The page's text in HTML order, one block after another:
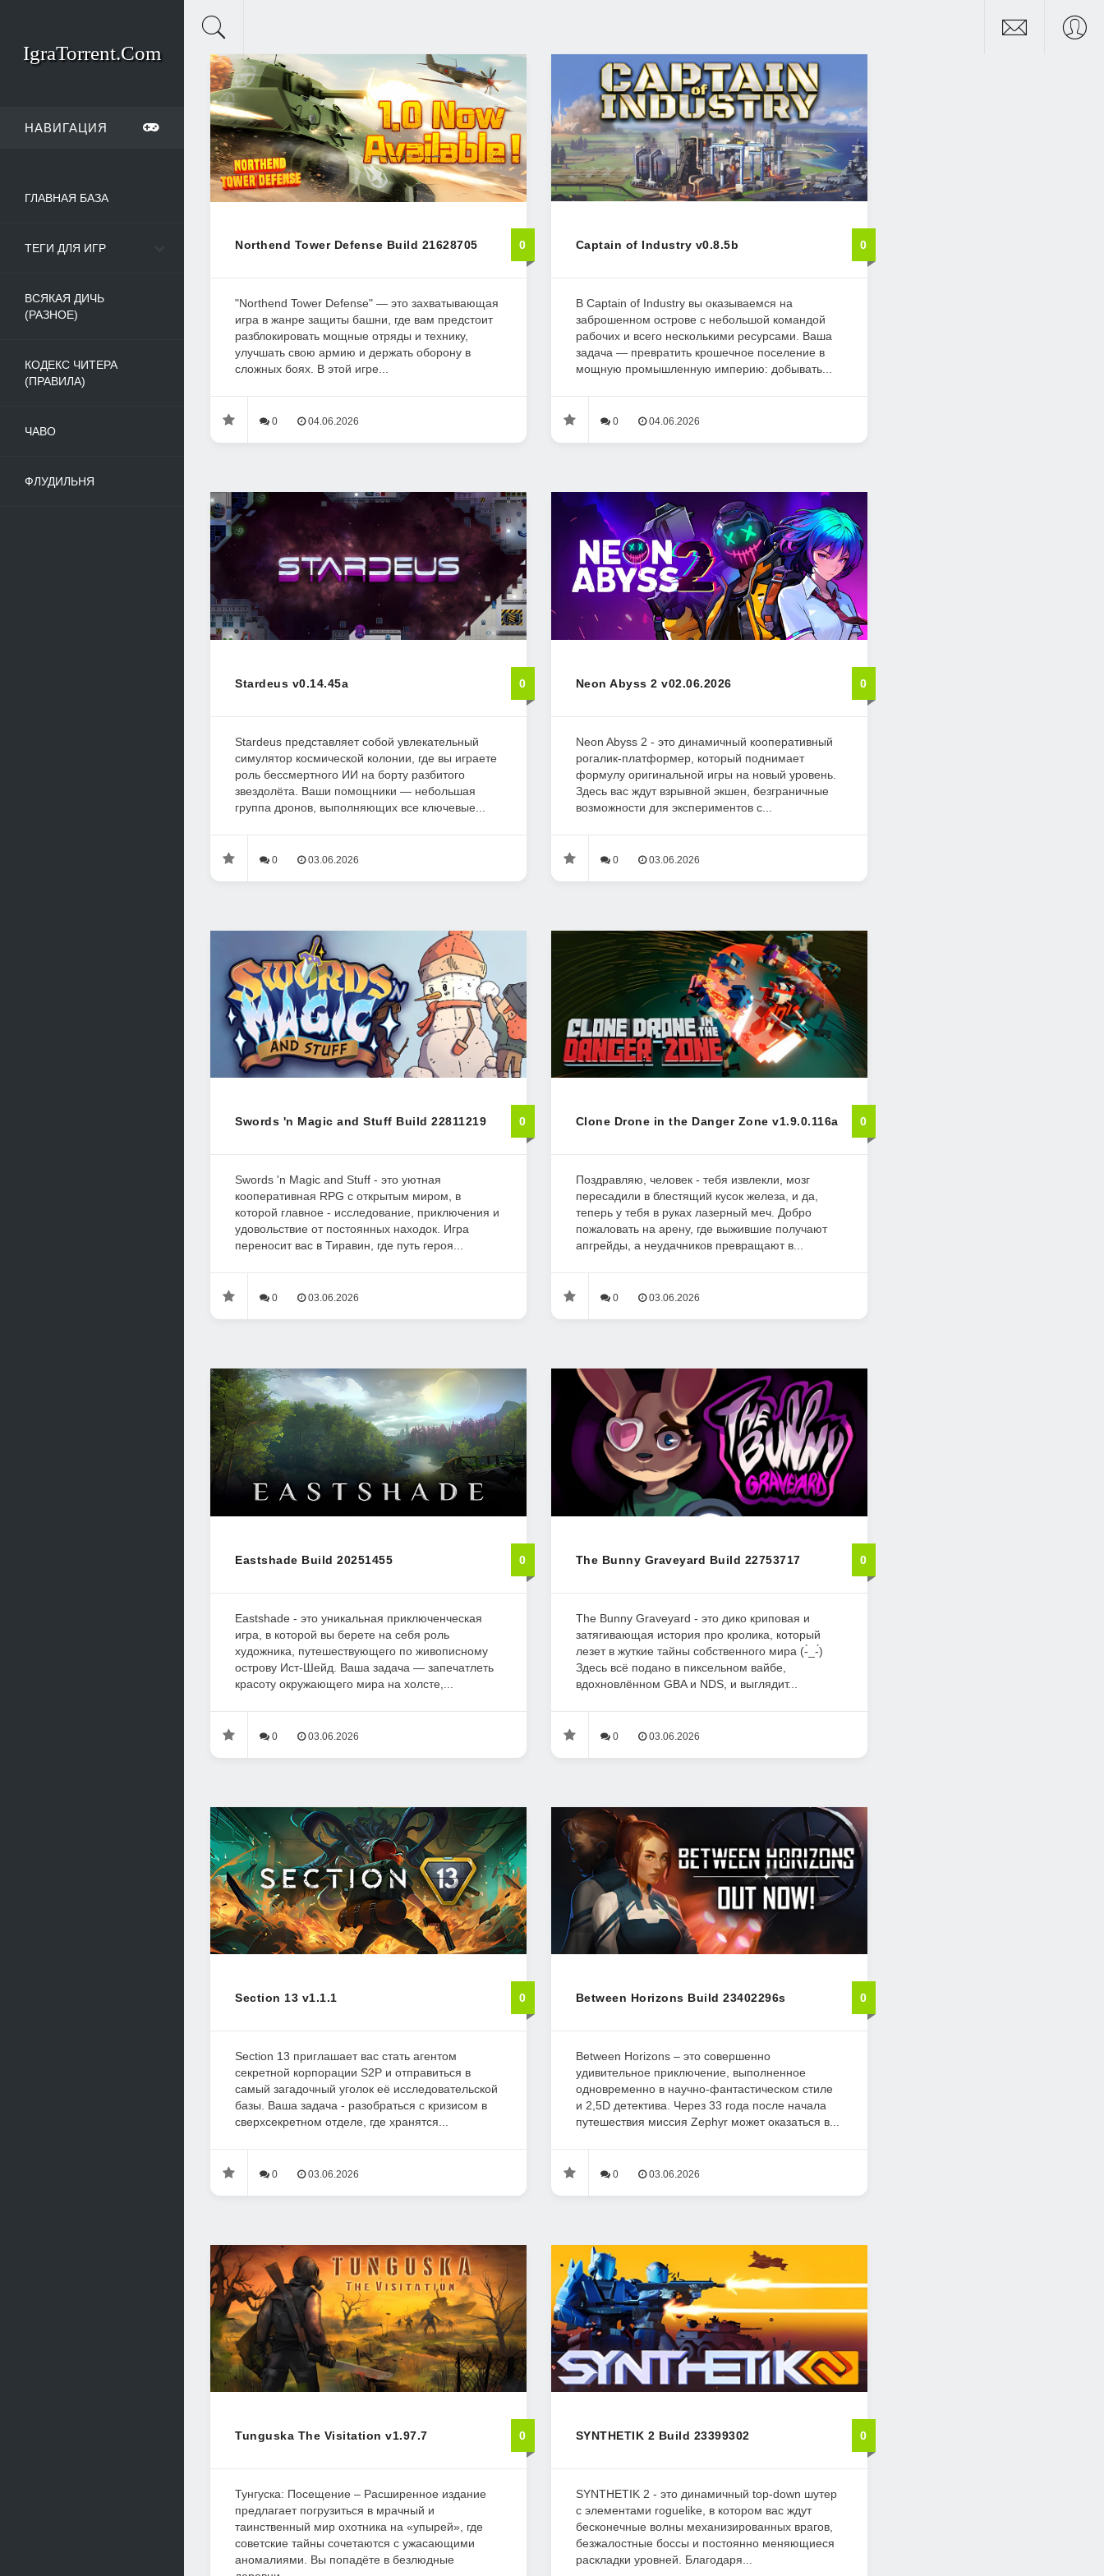
IgraTorrent.Com
НАВИГАЦИЯ
ГЛАВНАЯ БАЗА
ТЕГИ ДЛЯ ИГР
ВСЯКАЯ ДИЧЬ
(РАЗНОЕ)
КОДЕКС ЧИТЕРА
(ПРАВИЛА)
ЧАВО
ФЛУДИЛЬНЯ
Northend Tower Defense Build 21628705 0
"Northend Tower Defense" — это захватывающая
игра в жанре защиты башни, где вам предстоит
разблокировать мощные отряды и технику,
улучшать свою армию и держать оборону в
сложных боях. В этой игре...
0 04.06.2026
Captain of Industry v0.8.5b 0
В Captain of Industry вы оказываемся на
заброшенном острове с небольшой командой
рабочих и всего несколькими ресурсами. Ваша
задача — превратить крошечное поселение в
мощную промышленную империю: добывать...
0 04.06.2026
Stardeus v0.14.45a 0
Stardeus представляет собой увлекательный
симулятор космической колонии, где вы играете
роль бессмертного ИИ на борту разбитого
звездолёта. Ваши помощники — небольшая
группа дронов, выполняющих все ключевые...
0 03.06.2026
Neon Abyss 2 v02.06.2026 0
Neon Abyss 2 - это динамичный кооперативный
рогалик-платформер, который поднимает
формулу оригинальной игры на новый уровень.
Здесь вас ждут взрывной экшен, безграничные
возможности для экспериментов с...
0 03.06.2026
Swords 'n Magic and Stuff Build 22811219 0
Swords 'n Magic and Stuff - это уютная
кооперативная RPG с открытым миром, в
которой главное - исследование, приключения и
удовольствие от постоянных находок. Игра
переносит вас в Тиравин, где путь героя...
0 03.06.2026
Clone Drone in the Danger Zone v1.9.0.116a 0
Поздравляю, человек - тебя извлекли, мозг
пересадили в блестящий кусок железа, и да,
теперь у тебя в руках лазерный меч. Добро
пожаловать на арену, где выжившие получают
апгрейды, а неудачников превращают в...
0 03.06.2026
Eastshade Build 20251455 0
Eastshade - это уникальная приключенческая
игра, в которой вы берете на себя роль
художника, путешествующего по живописному
острову Ист-Шейд. Ваша задача — запечатлеть
красоту окружающего мира на холсте,...
0 03.06.2026
The Bunny Graveyard Build 22753717 0
The Bunny Graveyard - это дико криповая и
затягивающая история про кролика, который
лезет в жуткие тайны собственного мира (-̀_-́)ゞ
Здесь всё подано в пиксельном вайбе,
вдохновлённом GBA и NDS, и выглядит...
0 03.06.2026
Section 13 v1.1.1 0
Section 13 приглашает вас стать агентом
секретной корпорации S2P и отправиться в
самый загадочный уголок её исследовательской
базы. Ваша задача - разобраться с кризисом в
сверхсекретном отделе, где хранятся...
0 03.06.2026
Between Horizons Build 23402296s 0
Between Horizons – это совершенно
удивительное приключение, выполненное
одновременно в научно-фантастическом стиле
и 2,5D детектива. Через 33 года после начала
путешествия миссия Zephyr может оказаться в...
0 03.06.2026
Tunguska The Visitation v1.97.7 0
Тунгуска: Посещение – Расширенное издание
предлагает погрузиться в мрачный и
таинственный мир охотника на «упырей», где
советские тайны сочетаются с ужасающими
аномалиями. Вы попадёте в безлюдные
SYNTHETIK 2 Build 23399302 0
SYNTHETIK 2 - это динамичный top-down шутер
с элементами roguelike, в котором вас ждут
бесконечные волны механизированных врагов,
безжалостные боссы и постоянно меняющиеся
раскладки уровней. Благодаря...